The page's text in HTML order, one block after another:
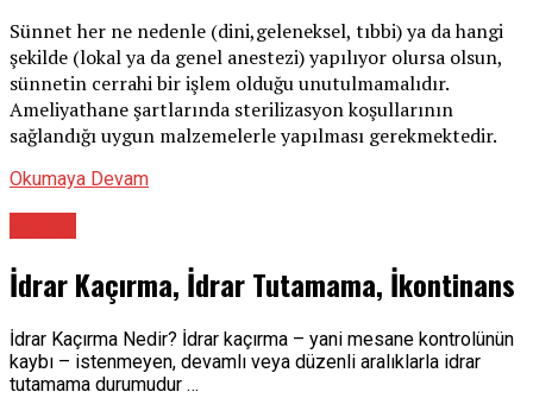
Sünnet her ne nedenle (dini,geleneksel, tıbbi) ya da hangi
şekilde (lokal ya da genel anestezi) yapılıyor olursa olsun,
sünnetin cerrahi bir işlem olduğu unutulmamalıdır.
Ameliyathane şartlarında sterilizasyon koşullarının
sağlandığı uygun malzemelerle yapılması gerekmektedir.
Okumaya Devam
İdrar Kaçırma, İdrar Tutamama, İkontinans
İdrar Kaçırma Nedir? İdrar kaçırma – yani mesane kontrolünün
kaybı – istenmeyen, devamlı veya düzenli aralıklarla idrar
tutamama durumudur …